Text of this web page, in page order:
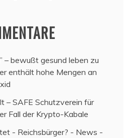
– bewußt gesund leben zu
enthält hohe Mengen an
– SAFE Schutzverein für
Fall der Krypto-Kabale
- Reichsbürger? - News -